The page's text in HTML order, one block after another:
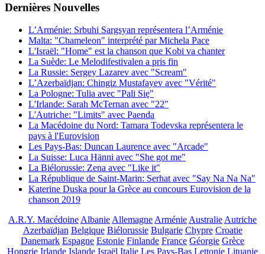
Dernières Νouvelles
L’Arménie: Srbuhi Sargsyan représentera l’Arménie
Malta: "Chameleon" interprété par Michela Pace
L'Israël: "Home" est la chanson que Kobi va chanter
La Suède: Le Melodifestivalen a pris fin
La Russie: Sergey Lazarev avec "Scream"
L’Azerbaïdjan: Chingiz Mustafayev avec "Vérité"
La Pologne: Tulia avec "Pali Się"
L'Irlande: Sarah McTernan avec "22"
L'Autriche: "Limits" avec Paenda
La Macédoine du Nord: Tamara Todevska représentera le
pays à l'Eurovision
Les Pays-Bas: Duncan Laurence avec "Arcade"
La Suisse: Luca Hänni avec "She got me"
La Biélorussie: Zena avec "Like it"
La République de Saint-Marin: Serhat avec "Say Na Na Na"
Katerine Duska pour la Grèce au concours Eurovision de la
chanson 2019
A.R.Y. MacédoineAlbanieAllemagneArménieAustralieAutriche
Azerbaïdjan Belgique Biélorussie Bulgarie Chypre Croatie
Danemark Espagne Estonie Finlande France Géorgie Grèce
Hongrie Irlande Islande Israël Italie Les Pays-Bas Lettonie Lituanie